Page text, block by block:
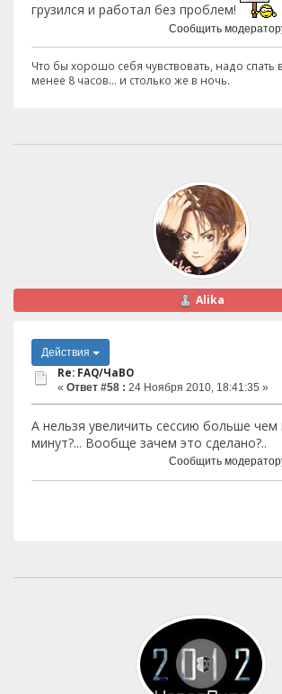
грузился и работал без проблем!
Сообщить
Что бы хорошо себя чувствовать, надо спать
менее 8 часов... и столько же в ночь.
Alika
Действия
Re: FAQ/ЧаВО
« Ответ #58 : 24 Ноября 2010, 18:41:35 »
А нельзя увеличить сессию больше чем
минут?... Вообще зачем это сделано?..
Сообщить